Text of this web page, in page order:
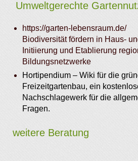
Umweltgerechte
https://garten-lebensraum.de/
Biodiversität fördern in Haus-
Initiierung und Etablierung
Bildungsnetzwerke
Hortipendium – Wiki für die
Freizeitgartenbau, ein
Nachschlagewerk für die
Fragen.
weitere Beratung